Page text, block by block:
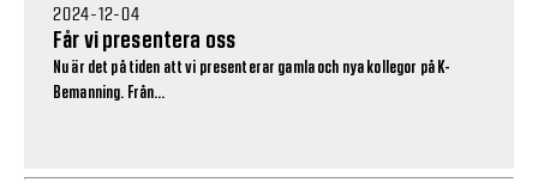
2024-12-04
Får vi presentera oss
Nu är det på tiden att vi presenterar gamla och nya kollegor på K-
Bemanning. Från...